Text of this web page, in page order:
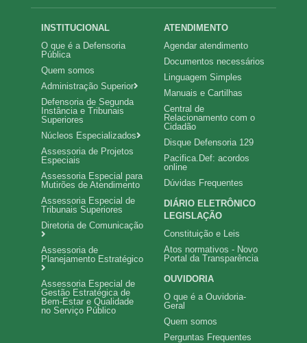
Navegação
principal
INSTITUCIONAL
O que é a Defensoria
Pública
Quem somos
Administração Superior
Defensoria de Segunda
Instância e Tribunais
Superiores
Núcleos Especializados
Assessoria de Projetos
Especiais
Assessoria Especial para
Mutirões de Atendimento
Assessoria Especial de
Tribunais Superiores
Diretoria de Comunicação
Assessoria de
Planejamento Estratégico
Assessoria Especial de
Gestão Estratégica de
Bem-Estar e Qualidade
no Serviço Público
ATENDIMENTO
Agendar atendimento
Documentos necessários
Linguagem Simples
Manuais e Cartilhas
Central de
Relacionamento com o
Cidadão
Disque Defensoria 129
Pacifica.Def: acordos
online
Dúvidas Frequentes
DIÁRIO ELETRÔNICO
LEGISLAÇÃO
Constituição e Leis
Atos normativos - Novo
Portal da Transparência
OUVIDORIA
O que é a Ouvidoria-
Geral
Quem somos
Perguntas Frequentes